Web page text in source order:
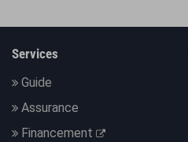
Services
Guide
Assurance
Financement